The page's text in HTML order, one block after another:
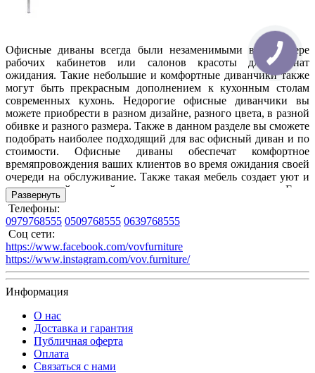
Офисные диваны всегда были незаменимыми в интерьере
рабочих кабинетов или салонов красоты для комнат
ожидания. Такие небольшие и комфортные диванчики также
могут быть прекрасным дополнением к кухонным столам
современных кухонь. Недорогие офисные диванчики вы
можете приобрести в разном дизайне, разного цвета, в разной
обивке и разного размера. Также в данном разделе вы сможете
подобрать наиболее подходящий для вас офисный диван и по
стоимости. Офисные диваны обеспечат комфортное
времяпровождения ваших клиентов во время ожидания своей
очереди на обслуживание. Также такая мебель создает уют и
современный модный интерьер в вашем помещение. Если
хотитекупить недорогой офисный диван в Запорожье
вы легко это сможете сделать на нашем сайте, или же заказать
его в нашем магазине под заказ на фабрике. Наш
офисных диванов
предполагает много разных моделей
диванов для рабочих кабинетов и салонов красоты, среди
которых вы обязательно сможете подобрать наиболее
подходящий вариант.
Развернуть
Телефоны:
0979768555 0509768555 0639768555
Соц сети:
https://www.facebook.com/vovfurniture
https://www.instagram.com/vov.furniture/
Информация
О нас
Доставка и гарантия
Публичная оферта
Оплата
Связаться с нами